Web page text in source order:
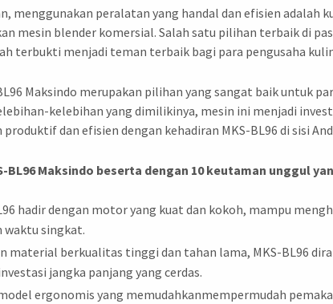
menggunakan peralatan yang handal dan efisien adalah
mesin blender komersial. Salah satu pilihan terbaik di
terbukti menjadi teman terbaik bagi para pengusaha
Maksindo merupakan pilihan yang sangat baik untuk
kelebihan yang dimilikinya, mesin ini menjadi
dan efisien dengan kehadiran MKS-BL96 di sisi
BL96 Maksindo beserta dengan 10 keutaman unggul
hadir dengan motor yang kuat dan kokoh, mampu
waktu singkat.
material berkualitas tinggi dan tahan lama, MKS-BL96
jangka panjang yang cerdas.
ergonomis yang memudahkanmempermudah